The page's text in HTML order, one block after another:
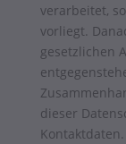
verarbeitet,
vorliegt.
gesetzlichen
dieser
Kontaktdaten.